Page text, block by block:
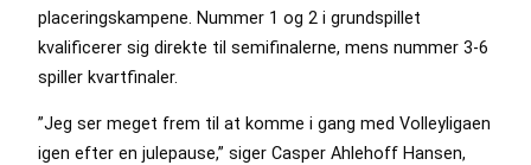
placeringskampene. Nummer 1 og 2 i grundspillet
kvalificerer sig direkte til semifinalerne, mens nummer 3-6
spiller kvartfinaler.
”Jeg ser meget frem til at komme i gang med Volleyligaen
igen efter en julepause,” siger Casper Ahlehoff Hansen,